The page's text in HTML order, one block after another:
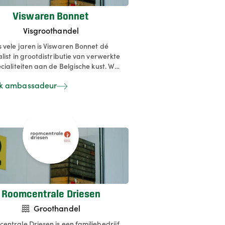
Viswaren Bonnet
Visgroothandel
vele jaren is Viswaren Bonnet dé
in grootdistributie van verwerkte
aan de Belgische kust. We
kwalitatieve visbereidingen
ambassadeur
Roomcentrale Driesen
Groothandel